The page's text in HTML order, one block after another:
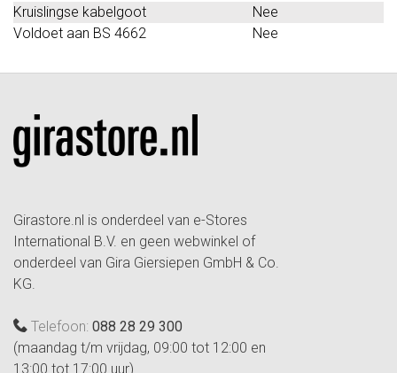
Kruislingse kabelgoot
Nee
Voldoet aan BS 4662
Nee
Girastore.nl is onderdeel van e-Stores
International B.V. en geen webwinkel of
onderdeel van Gira Giersiepen GmbH & Co.
KG.
Telefoon: 088 28 29 300
(maandag t/m vrijdag, 09:00 tot 12:00 en
13:00 tot 17:00 uur)